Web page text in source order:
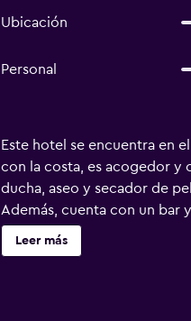
Ubicación
Personal
Este hotel se encuentra en
con la costa, es acogedor y
ducha, aseo y secador de
Además, cuenta con un bar
Kreideküste se hallan a 45
metros del lago Schmachter.
Leer más